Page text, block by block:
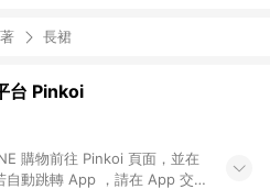
長裙
台 Pinkoi
購物前往 Pinkoi 頁面，並在
自動跳轉 App ，請在 App 交